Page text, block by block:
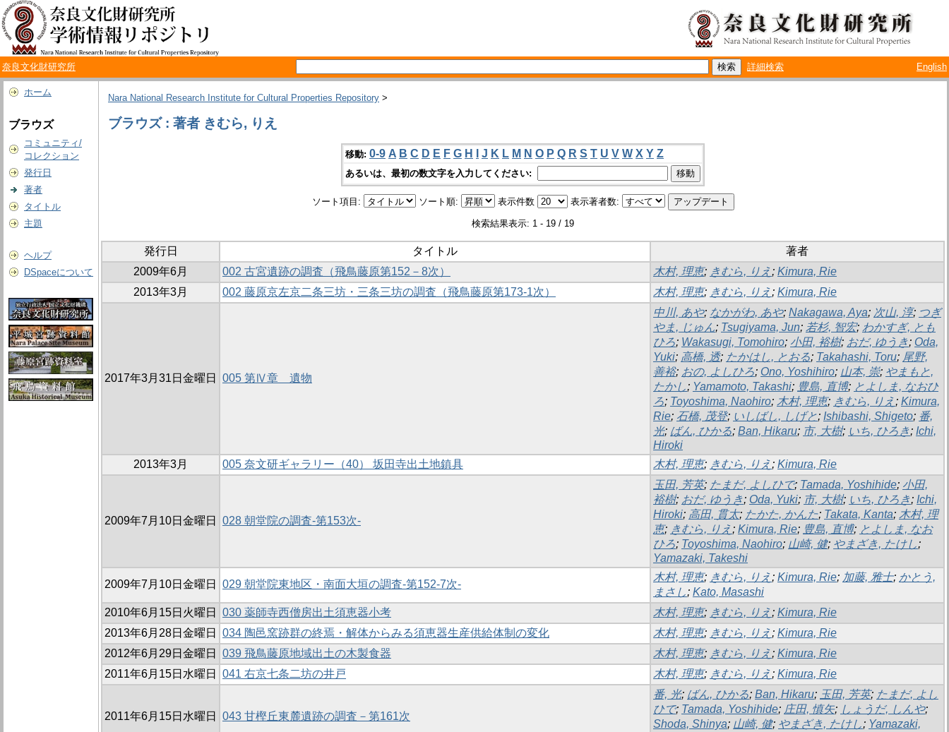
奈良文化財研究所 詳細検索 English
ホーム
ブラウズ
コミュニティ/
コレクション
発行日
著者
タイトル
主題
ヘルプ
DSpaceについて
Nara National Research Institute for Cultural Properties Repository >
ブラウズ : 著者 きむら, りえ
移動: 0-9 A B C D E F G H J K L M N O P Q R S T U V W X Y Z
あるいは、最初の数文字を入力してください:
ソート項目: ソート順: 表示件数 表示著者数:
検索結果表示: 1 - 19 / 19
発行日 タイトル
著者
2009年6月
002 古宮遺跡の調査（飛鳥藤原第152－8次） 木村, 理恵; きむら, りえ; Kimura, Rie
2013年3月
002 藤原京左京二条三坊・三条三坊の調査（飛鳥藤原第173-1次） 木村, 理恵; きむら, りえ; Kimura, Rie
2017年3月31日金曜日 005 第Ⅳ章 遺物
中川, あや; なかがわ, あや; Nakagawa, Aya; 次山, 淳; つぎ
やま, じゅん; Tsugiyama, Jun; 若杉, 智宏; わかすぎ, とも
ひろ; Wakasugi, Tomohiro; 小田, 裕樹; おだ, ゆうき; Oda,
Yuki; 高橋, 透; たかはし, とおる; Takahashi, Toru; 尾野,
善裕; おの, よしひろ; Ono, Yoshihiro; 山本, 崇; やまもと,
たかし; Yamamoto, Takashi; 豊島, 直博; とよしま, なおひ
ろ; Toyoshima, Naohiro; 木村, 理恵; きむら, りえ; Kimura,
Rie; 石橋, 茂登; いしばし, しげと; Ishibashi, Shigeto; 番,
光; ばん, ひかる; Ban, Hikaru; 市, 大樹; いち, ひろき; Ichi,
Hiroki
2013年3月
005 奈文研ギャラリー（40） 坂田寺出土地鎮具 木村, 理恵; きむら, りえ; Kimura, Rie
2009年7月10日金曜日 028 朝堂院の調査-第153次-
玉田, 芳英; たまだ, よしひで; Tamada, Yoshihide; 小田,
裕樹; おだ, ゆうき; Oda, Yuki; 市, 大樹; いち, ひろき; Ichi,
Hiroki; 高田, 貫太; たかた, かんた; Takata, Kanta; 木村, 理
恵; きむら, りえ; Kimura, Rie; 豊島, 直博; とよしま, なお
ひろ; Toyoshima, Naohiro; 山崎, 健; やまざき, たけし;
Yamazaki, Takeshi
2009年7月10日金曜日 029 朝堂院東地区・南面大垣の調査-第152-7次-
木村, 理恵; きむら, りえ; Kimura, Rie; 加藤, 雅士; かとう,
まさし; Kato, Masashi
2010年6月15日火曜日
030 薬師寺西僧房出土須恵器小考 木村, 理恵; きむら, りえ; Kimura, Rie
2013年6月28日金曜日
034 陶邑窯跡群の終焉・解体からみる須恵器生産供給体制の変化 木村, 理恵; きむら, りえ; Kimura, Rie
2012年6月29日金曜日
039 飛鳥藤原地域出土の木製食器 木村, 理恵; きむら, りえ; Kimura, Rie
2011年6月15日水曜日
041 右京七条二坊の井戸 木村, 理恵; きむら, りえ; Kimura, Rie
2011年6月15日水曜日 043 甘樫丘東麓遺跡の調査－第161次
番, 光; ばん, ひかる; Ban, Hikaru; 玉田, 芳英; たまだ, よし
ひで; Tamada, Yoshihide; 庄田, 慎矢; しょうだ, しんや;
Shoda, Shinya; 山崎, 健; やまざき, たけし; Yamazaki,